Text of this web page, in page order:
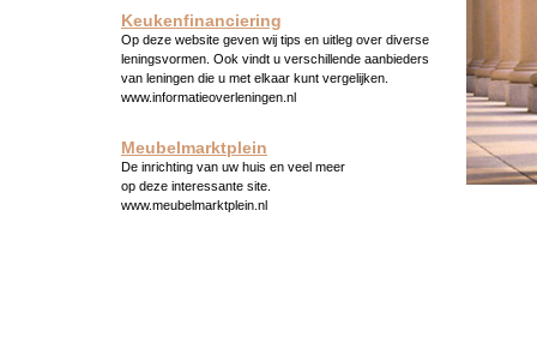
Keukenfinanciering
Op deze website geven wij tips en uitleg over diverse
leningsvormen. Ook vindt u verschillende aanbieders
van leningen die u met elkaar kunt vergelijken.
www.informatieoverleningen.nl
Meubelmarktplein
De inrichting van uw huis en veel meer
op deze interessante site.
www.meubelmarktplein.nl